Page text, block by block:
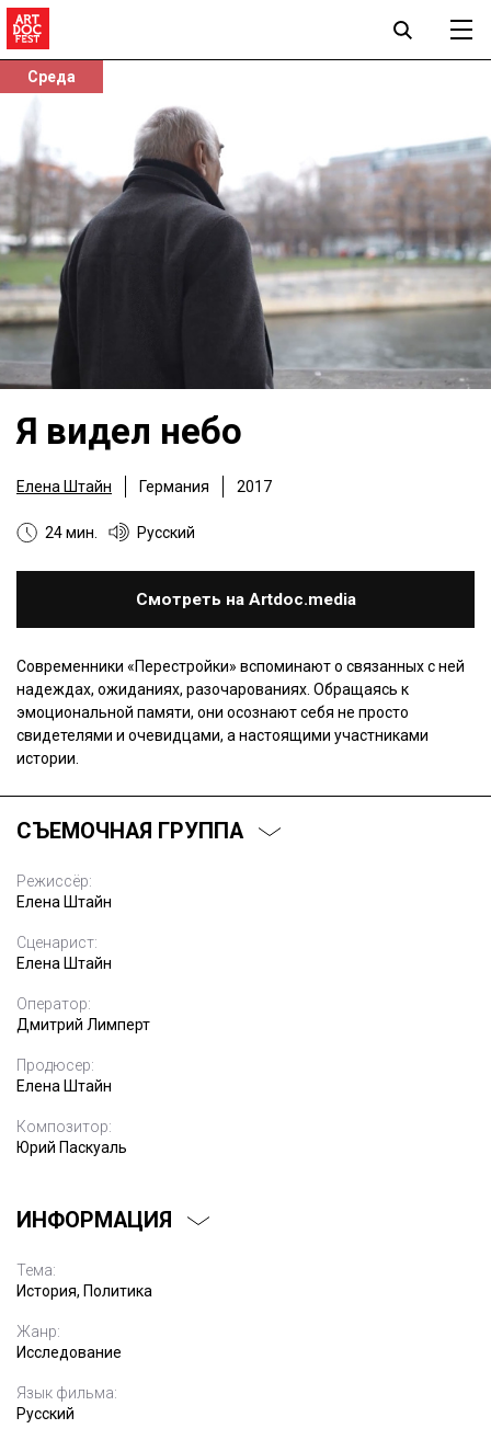
Среда
Я видел небо
Елена Штайн Германия 2017
24 мин. Русский
Смотреть на Artdoc.media
Современники «Перестройки» вспоминают о связанных с ней
надеждах, ожиданиях, разочарованиях. Обращаясь к
эмоциональной памяти, они осознают себя не просто
свидетелями и очевидцами, а настоящими участниками
истории.
СЪЕМОЧНАЯ ГРУППА
Режиссёр:
Елена Штайн
Сценарист:
Елена Штайн
Оператор:
Дмитрий Лимперт
Продюсер:
Елена Штайн
Композитор:
Юрий Паскуаль
ИНФОРМАЦИЯ
Тема:
История, Политика
Жанр:
Исследование
Язык фильма:
Русский